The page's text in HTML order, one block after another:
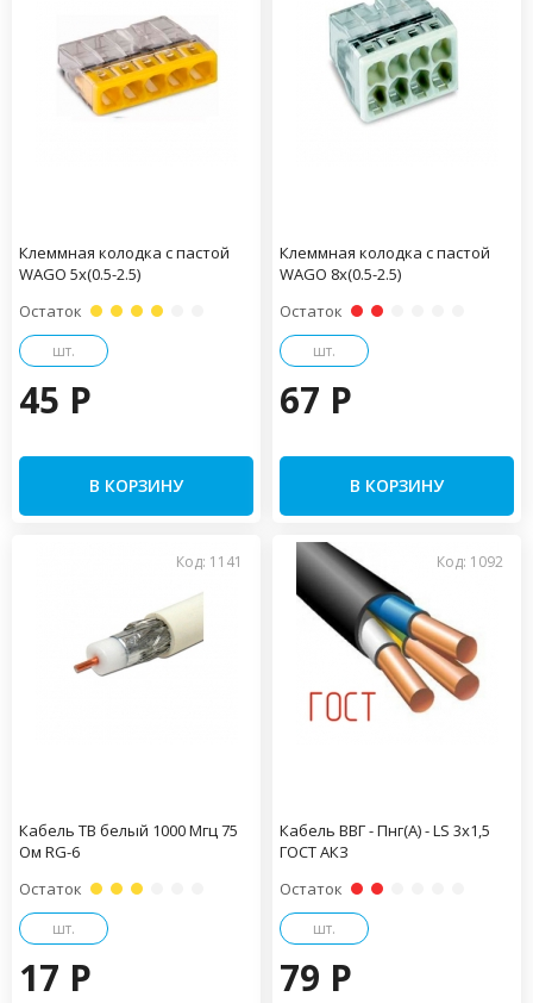
Клеммная колодка с пастой
WAGO 5х(0.5-2.5)
Остаток
шт.
45 P
В КОРЗИНУ
Клеммная колодка с пастой
WAGO 8х(0.5-2.5)
Остаток
шт.
67 P
В КОРЗИНУ
Код: 1141
Кабель ТВ белый 1000 Мгц 75
Ом RG-6
Остаток
шт.
17 P
Код: 1092
Кабель ВВГ - Пнг(А) - LS 3х1,5
ГОСТ АКЗ
Остаток
шт.
79 P